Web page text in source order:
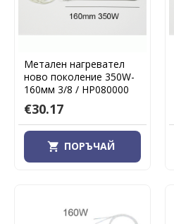
Метален нагревател
ново поколение 350W-
160мм 3/8 / HP080000
€30.17
ПОРЪЧАЙ